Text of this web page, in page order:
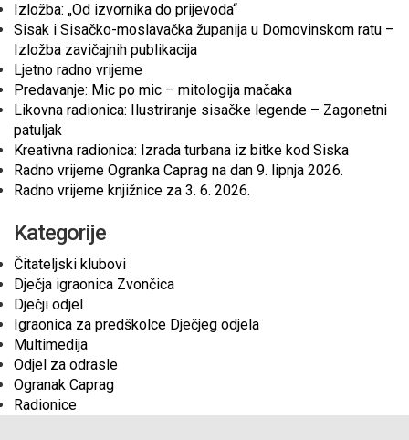
Izložba: „Od izvornika do prijevoda“
Sisak i Sisačko-moslavačka županija u Domovinskom ratu –
Izložba zavičajnih publikacija
Ljetno radno vrijeme
Predavanje: Mic po mic – mitologija mačaka
Likovna radionica: Ilustriranje sisačke legende – Zagonetni
patuljak
Kreativna radionica: Izrada turbana iz bitke kod Siska
Radno vrijeme Ogranka Caprag na dan 9. lipnja 2026.
Radno vrijeme knjižnice za 3. 6. 2026.
Kategorije
Čitateljski klubovi
Dječja igraonica Zvončica
Dječji odjel
Igraonica za predškolce Dječjeg odjela
Multimedija
Odjel za odrasle
Ogranak Caprag
Radionice